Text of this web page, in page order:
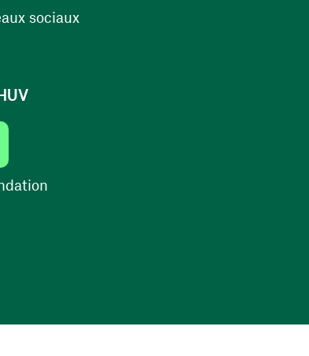
sociaux(ouvre une nouvelle fenêtre)
une nouvelle fenêtre)
(ouvre une nouvelle fenêtre)